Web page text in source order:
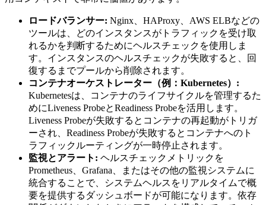
ロードバランサー: Nginx、HAProxy、AWS ELBなどの
ツールは、どのインスタンスがトラフィックを受け取
れるかを判断するためにヘルスチェックを使用しま
す。インスタンスのヘルスチェックが失敗すると、回
復するまでプールから削除されます。
コンテナオーケストレーター（例：Kubernetes）:
Kubernetesは、コンテナのライフサイクルを管理するた
めにLiveness ProbeとReadiness Probeを活用します。
Liveness Probeが失敗するとコンテナの再起動がトリガ
ーされ、Readiness Probeが失敗するとコンテナへのト
ラフィックルーティングが一時停止されます。
監視とアラート: ヘルスチェックメトリックを
Prometheus、Grafana、またはその他の監視システムに
統合することで、システムヘルスをリアルタイムで概
要を提供するダッシュボードが可能になります。依存